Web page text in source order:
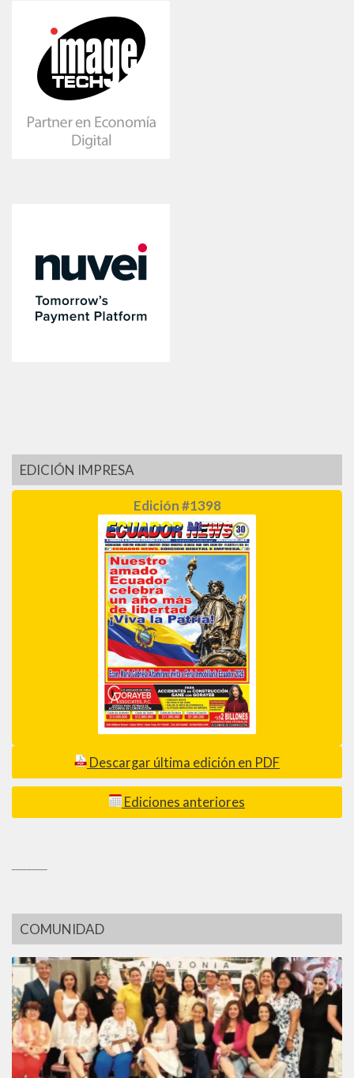
EDICIÓN IMPRESA
Edición #1398
Descargar última edición en PDF
Ediciones anteriores
COMUNIDAD